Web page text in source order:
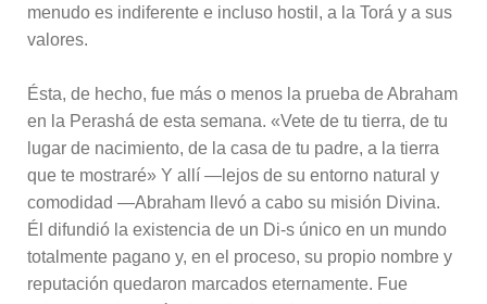
menudo es indiferente e incluso hostil, a la Torá y a sus
valores.
Ésta, de hecho, fue más o menos la prueba de Abraham
en la Perashá de esta semana. «Vete de tu tierra, de tu
lugar de nacimiento, de la casa de tu padre, a la tierra
que te mostraré» Y allí —lejos de su entorno natural y
comodidad —Abraham llevó a cabo su misión Divina.
Él difundió la existencia de un Di-s único en un mundo
totalmente pagano y, en el proceso, su propio nombre y
reputación quedaron marcados eternamente. Fue